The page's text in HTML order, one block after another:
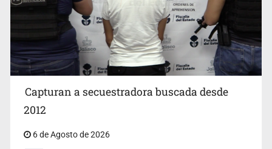
Cae ex mando por agresión a ex pareja y procesan a
agente por abuso a menor
Capturan a secuestradora buscada desde
2012
6 de Agosto de 2026